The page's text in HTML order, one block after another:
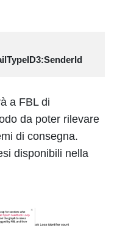
a FBL di
da poter rilevare
di consegna.
disponibili nella